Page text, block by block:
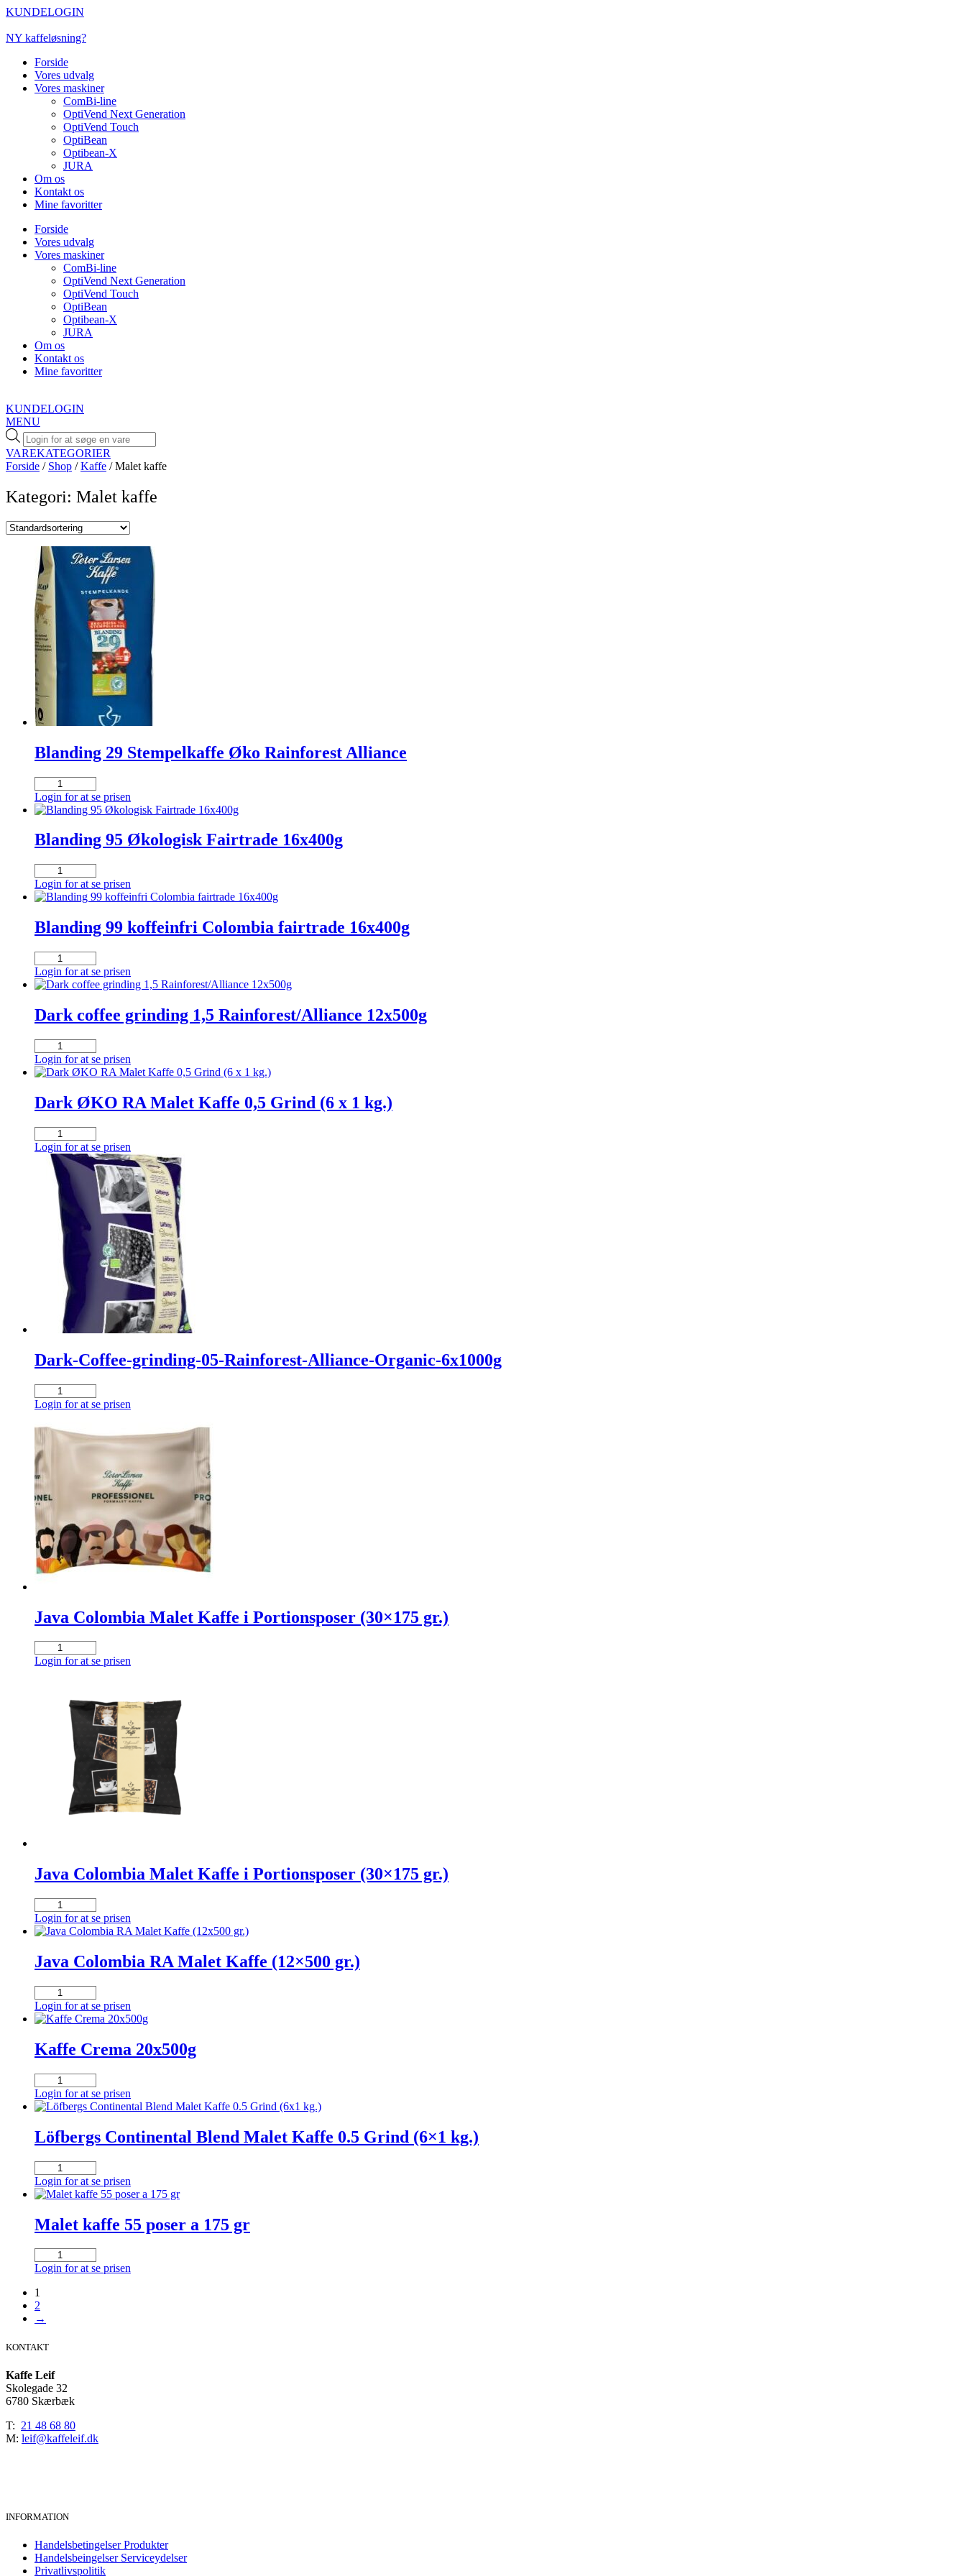
Videre
indhold
KUNDELOGIN
NY kaffeløsning?
Forside
Vores udvalg
Vores maskiner
ComBi-line
OptiVend Next Generation
OptiVend Touch
OptiBean
Optibean-X
JURA
Om os
Kontakt os
Mine favoritter
Forside
Vores udvalg
Vores maskiner
ComBi-line
OptiVend Next Generation
OptiVend Touch
OptiBean
Optibean-X
JURA
Om os
Kontakt os
Mine favoritter
KUNDELOGIN
MENU
Products
search
VAREKATEGORIER
Forside / Shop /Kaffe / Malet kaffe
Kategori: Malet kaffe
Blanding 29 Stempelkaffe Øko Rainforest Alliance
Blanding
29
Stempelkaffe
Rainforest
Alliance
Login for at se prisen
Blanding 95 Økologisk Fairtrade 16x400g
Blanding
95
Økologisk
16x400g
antal
Login for at se prisen
Blanding 99 koffeinfri Colombia fairtrade 16x400g
Blanding
99
koffeinfri
fairtrade
16x400g
Login for at se prisen
Dark coffee grinding 1,5 Rainforest/Alliance 12x500g
coffee
grinding
Rainforest/Alliance
12x500g
Login for at se prisen
Dark ØKO RA Malet Kaffe 0,5 Grind (6 x 1 kg.)
ØKO
Malet
Kaffe
Grind
Login for at se prisen
Dark-Coffee-grinding-05-Rainforest-Alliance-Organic-6x1000g
Dark-
Coffee-
05-
Rainforest-
Alliance-
Organic-
6x1000g
antal
Login for at se prisen
Java Colombia Malet Kaffe i Portionsposer (30×175 gr.)
Colombia
Portionsposer
(30x175
Login for at se prisen
Java Colombia Malet Kaffe i Portionsposer (30×175 gr.)
Colombia
Malet
Portionsposer
antal
Login for at se prisen
Java Colombia RA Malet Kaffe (12×500 gr.)
Colombia
RA
Kaffe
(12x500
Login for at se prisen
Kaffe Crema 20x500g
Kaffe
Crema
20x500g
Login for at se prisen
Löfbergs Continental Blend Malet Kaffe 0.5 Grind (6×1 kg.)
Löfbergs
Continental
Blend
Kaffe
0.5
kg.)
Login for at se prisen
Malet kaffe 55 poser a 175 gr
Malet
kaffe
poser
a
175
antal
Login for at se prisen
1
2
→
KONTAKT
Kaffe Leif
Skolegade 32
6780 Skærbæk
T: 21 48 68 80
M: leif@kaffeleif.dk
INFORMATION
Handelsbetingelser Produkter
Handelsbeingelser Serviceydelser
Privatlivspolitik